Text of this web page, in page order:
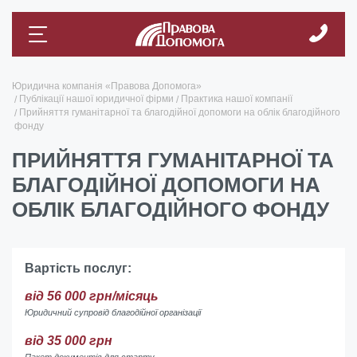
Юридична компанія «Правова Допомога»
Публікації нашої юридичної фірми
Практика нашої компанії
Прийняття гуманітарної та благодійної допомоги на облік благодійного
фонду
ПРИЙНЯТТЯ ГУМАНІТАРНОЇ ТА
БЛАГОДІЙНОЇ ДОПОМОГИ НА
ОБЛІК БЛАГОДІЙНОГО ФОНДУ
Вартість послуг:
від 56 000 грн/місяць
Юридичний супровід благодійної організації
від 35 000 грн